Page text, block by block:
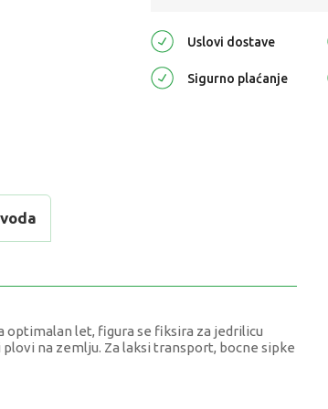
Uslovi dostave
Sigurno plaćanje
optimalan let, figura se fiksira za jedrilicu
na zemlju. Za laksi transport, bocne sipke